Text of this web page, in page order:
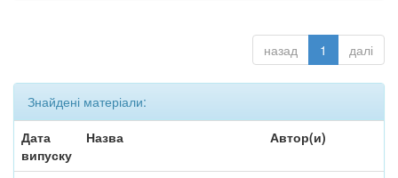
назад 1 далі
Знайдені матеріали:
Дата
випуску
Назва Автор(и)